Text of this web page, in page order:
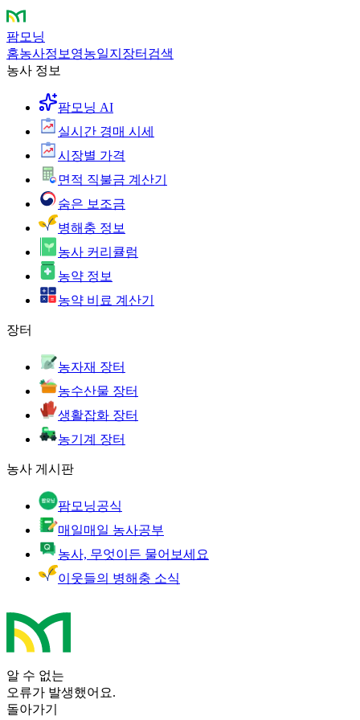
팜모닝
홈농사정보 영농일지 장터 검색
농사 정보
팜모닝 AI
실시간 경매 시세
시장별 가격
면적 직불금 계산기
숨은 보조금
병해충 정보
농사 커리큘럼
농약 정보
농약 비료 계산기
장터
농자재 장터
농수산물 장터
생활잡화 장터
농기계 장터
농사 게시판
팜모닝공식
매일매일 농사공부
농사, 무엇이든 물어보세요
이웃들의 병해충 소식
알 수 없는
오류가 발생했어요.
돌아가기